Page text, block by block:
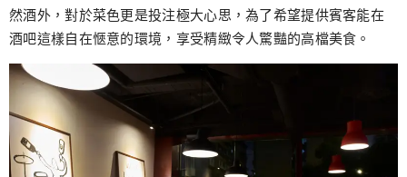
然酒外，對於菜色更是投注極大心思，為了希望提供賓客能在
酒吧這樣自在愜意的環境，享受精緻令人驚豔的高檔美食。